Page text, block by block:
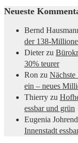
Neueste
Bernd
der 138-
Dieterzu
30% teurer
Ron zu Nächste
ein – neues
Thierry zu
essbar und grün
Eugenia Johrend
Innenstadt